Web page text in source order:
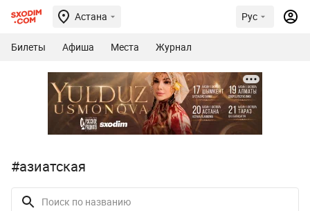
Астана Рус
Билеты Афиша Места Журнал
#азиатская